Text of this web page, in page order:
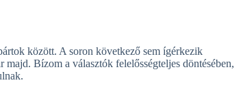
között. A soron következő sem ígérkezik
Bízom a választók felelősségteljes döntésében,